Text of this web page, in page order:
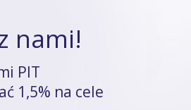
nami!
PIT
1,5% na cele